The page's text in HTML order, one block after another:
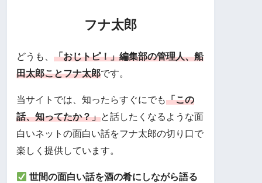
フナ太郎
どうも、 「おじトピ！」編集部の管理人、船
田太郎ことフナ太郎です。
当サイトでは、知ったらすぐにでも「この
話、知ってたか？」と話したくなるような面
白いネットの面白い話をフナ太郎の切り口で
楽しく提供しています。
世間の面白い話を酒の肴にしながら語る